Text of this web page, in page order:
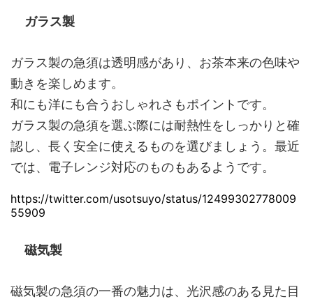
ガラス製
ガラス製の急須は透明感があり、お茶本来の色味や
動きを楽しめます。
和にも洋にも合うおしゃれさもポイントです。
ガラス製の急須を選ぶ際には耐熱性をしっかりと確
認し、長く安全に使えるものを選びましょう。最近
では、電子レンジ対応のものもあるようです。
https://twitter.com/usotsuyo/status/12499302778009
55909
磁気製
磁気製の急須の一番の魅力は、光沢感のある見た目